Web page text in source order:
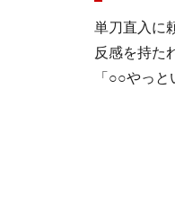
単刀直入に
反感を持た
「○○やっと